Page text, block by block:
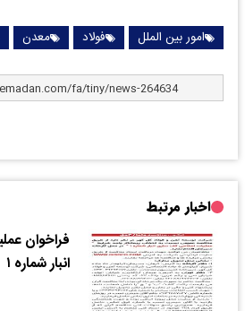
امور بین الملل فولاد معدن
اخبار مرتبط
فراخوان
انبار شماره ۱